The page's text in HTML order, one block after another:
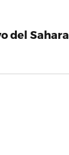
del Sahara